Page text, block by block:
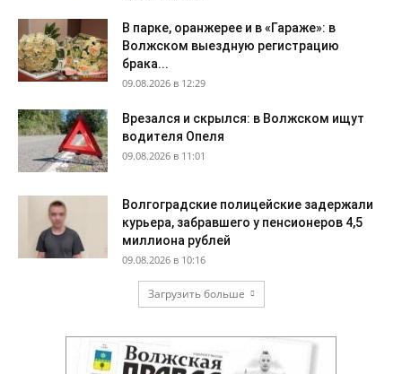
В парке, оранжерее и в «Гараже»: в
Волжском выездную регистрацию
брака...
09.08.2026 в 12:29
Врезался и скрылся: в Волжском ищут
водителя Опеля
09.08.2026 в 11:01
Волгоградские полицейские задержали
курьера, забравшего у пенсионеров 4,5
миллиона рублей
09.08.2026 в 10:16
Загрузить больше